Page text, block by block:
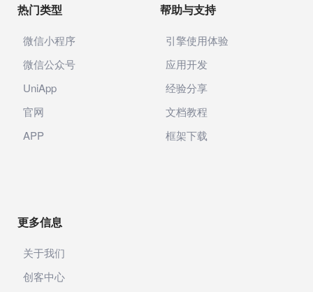
热门类型
微信小程序
微信公众号
UniApp
官网
APP
帮助与支持
引擎使用体验
应用开发
经验分享
文档教程
框架下载
更多信息
关于我们
创客中心